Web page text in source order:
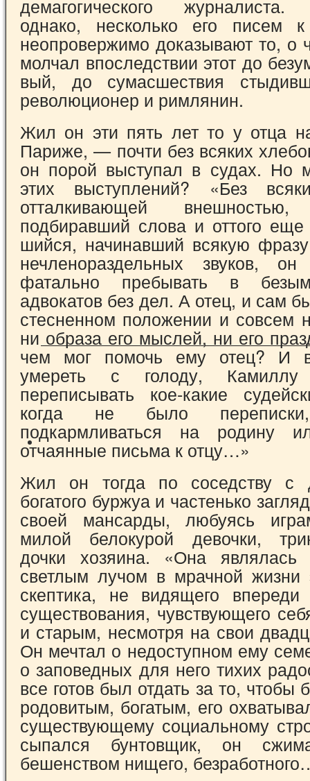
демагогического журналиста.
однако, несколько его писем
неопровержимо доказывают то, о
молчал впоследствии этот до
вый, до сумасшествия
революцио­нер и римлянин.
Жил он эти пять лет то у отца
Пари­же, — почти без всяких
он порой выступал в судах. Но
этих выступле­ний? «Без
отталкивающей
подбиравший слова и оттого
шийся, начинавший всякую
нечлено­раздельных звуков,
фатально пребывать в
адвокатов без дел. А отец, и сам
стесненном положении и совсем
ни образа его мыслей, ни его
чем мог помочь ему отец? И
умереть с голоду, Камиллу
переписывать кое-какие
когда не было
подкармливаться на родину
отчаянные письма к отцу…»
Жил он тогда по соседству с
богатого буржуа и частенько
своей мансар­ды, любуясь
милой белокурой девочки,
дочки хозяина. «Она являлась
светлым лучом в мрачной жизни
скептика, не видящего
существо­вания, чувствующего
и старым, не­смотря на свои
Он мечтал о недоступ­ном ему
о заповедных для него тихих
все готов был отдать за то, чтобы
родовитым, богатым, его
существующему социальному
сыпался бунтовщик, он
бешенством нищего,